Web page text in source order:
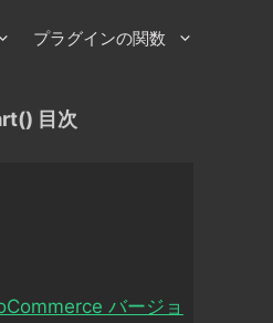
プラグインの関数
目次
バージョ